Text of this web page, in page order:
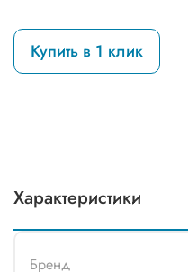
Купить в 1 клик
Характеристики
Бренд